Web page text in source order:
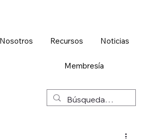
Recursos Noticias
Membresía